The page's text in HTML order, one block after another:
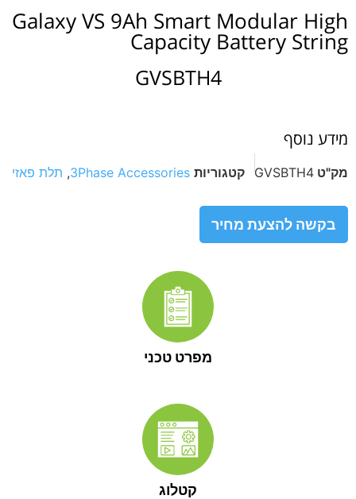
Galaxy VS 9Ah Smart Modular High
Capacity Battery String
GVSBTH4
מידע נוסף
מק"ט GVSBTH4 קטגוריות 3Phase Accessories
, תלת פאזי
בקשה להצעת מחיר
מפרט טכני
קטלוג